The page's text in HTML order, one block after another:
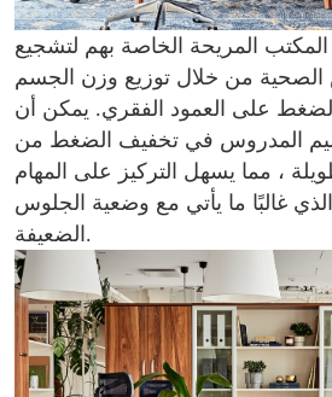
المريحة الخاصة بهم لتشجيع
الصحية من خلال توزيع وزن الجسم
على العمود الفقري. يمكن أن
المدروس في تخفيف الضغط من
، مما يسهل التركيز على المهام
غالبًا ما يأتي مع وضعية الجلوس
الضعيفة.